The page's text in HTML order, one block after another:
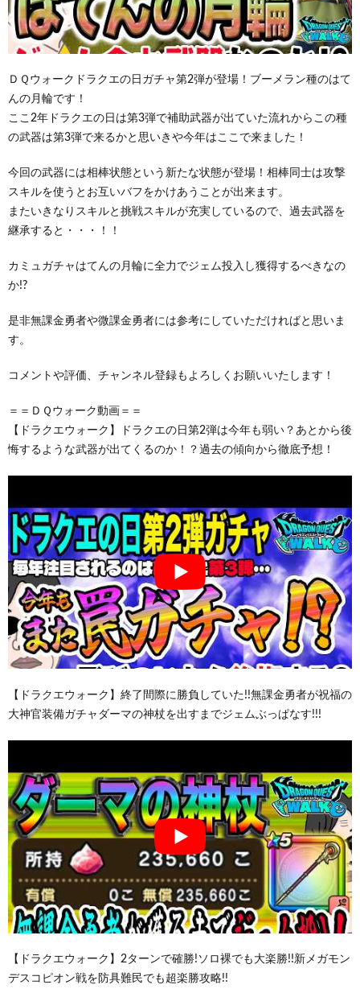
ＤＱウォークドラクエの日ガチャ第2弾が登場！ブーメラン種のはて
んの月輪です！
ここ2年ドラクエの日は第3弾で補助武器が出ていた流れからこの種
の武器は第3弾で来るかと思いきや今年はここで来ました！
今回の武器には相棒状態という新たな状態が登場！相棒同士は攻撃
スキルを使うとお互いバフをかけあうことが出来ます。
またいきなりスキルと挑戦スキルが充実しているので、過去武器を
継承すると・・・！！
カミュガチャはてんの月輪に全力でジェム投入し獲得するべきなの
か!?
是非無課金勇者や微課金勇者には参考にしていただければと思いま
す。
コメントや評価、チャンネル登録もよろしくお願いいたします！
＝＝ＤＱウォーク動画＝＝
【ドラクエウォーク】ドラクエの日第2弾は今年も弱い？あとから後
悔するような武器が出てくるのか！？過去の傾向から徹底予想！
【ドラクエウォーク】終了間際に勝負していた!!無課金勇者が祝福の
大神官装備ガチャダーマの神杖を出すまでジェムぶっぱなす!!!
【ドラクエウォーク】2ターンで確勝!ソロ裸でも大楽勝!!新メガモン
デスコピオン戦を防具難民でも超楽勝攻略!!